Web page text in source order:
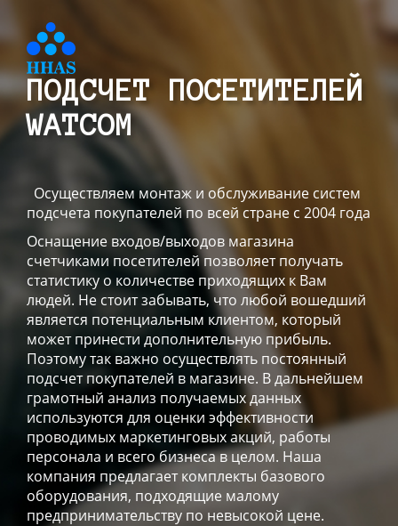
ПОДСЧЕТ ПОСЕТИТЕЛЕЙ
WATCOM
Осуществляем монтаж и обслуживание систем
подсчета покупателей по всей стране с 2004 года
Оснащение входов/выходов магазина
счетчиками посетителей позволяет получать
статистику о количестве приходящих к Вам
людей. Не стоит забывать, что любой вошедший
является потенциальным клиентом, который
может принести дополнительную прибыль.
Поэтому так важно осуществлять постоянный
подсчет покупателей в магазине. В дальнейшем
грамотный анализ получаемых данных
используются для оценки эффективности
проводимых маркетинговых акций, работы
персонала и всего бизнеса в целом. Наша
компания предлагает комплекты базового
оборудования, подходящие малому
предпринимательству по невысокой цене.